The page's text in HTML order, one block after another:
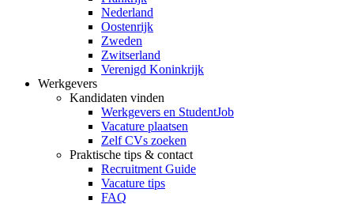
Nederland
Oostenrijk
Zweden
Zwitserland
Verenigd Koninkrijk
Werkgevers
Kandidaten vinden
Werkgevers en StudentJob
Vacature plaatsen
Zelf CVs zoeken
Praktische tips & contact
Recruitment Guide
Vacature tips
FAQ